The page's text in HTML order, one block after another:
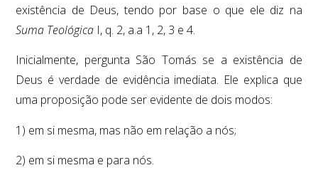
existência de Deus, tendo por base o que ele diz na
Suma Teológica I, q. 2, a.a 1, 2, 3 e 4.
Inicialmente, pergunta São Tomás se a existência de
Deus é verdade de evidência imediata. Ele explica que
uma proposição pode ser evidente de dois modos:
1) em si mesma, mas não em relação a nós;
2) em si mesma e para nós.